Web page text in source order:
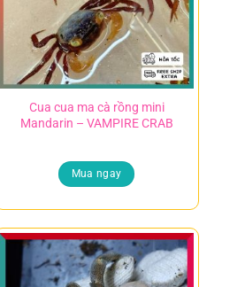
Cua cua ma cà rồng mini
Mandarin – VAMPIRE CRAB
Mua ngay